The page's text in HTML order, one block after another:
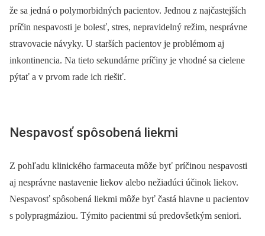
že sa jedná o polymorbidných pacientov. Jednou z najčastejších
príčin nespavosti je bolesť, stres, nepravidelný režim, nesprávne
stravovacie návyky. U starších pacientov je problémom aj
inkontinencia. Na tieto sekundárne príčiny je vhodné sa cielene
pýtať a v prvom rade ich riešiť.
Nespavosť spôsobená liekmi
Z pohľadu klinického farmaceuta môže byť príčinou nespavosti
aj nesprávne nastavenie liekov alebo nežiadúci účinok liekov.
Nespavosť spôsobená liekmi môže byť častá hlavne u pacientov
s polypragmáziou. Týmito pacientmi sú predovšetkým seniori.